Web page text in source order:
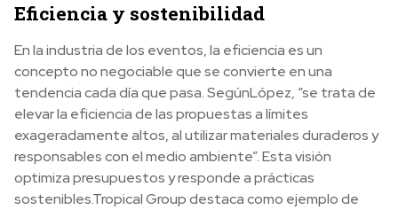
Eficiencia y sostenibilidad
En la industria de los eventos, la eficiencia es un
concepto no negociable que se convierte en una
tendencia cada día que pasa. SegúnLópez, “se trata de
elevar la eficiencia de las propuestas a límites
exageradamente altos, al utilizar materiales duraderos y
responsables con el medio ambiente”. Esta visión
optimiza presupuestos y responde a prácticas
sostenibles.Tropical Group destaca como ejemplo de